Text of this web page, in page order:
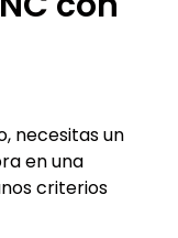
necesitas un
en una
criterios